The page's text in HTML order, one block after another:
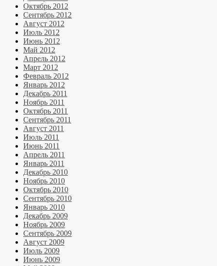
Октябрь 2012
Сентябрь 2012
Август 2012
Июль 2012
Июнь 2012
Май 2012
Апрель 2012
Март 2012
Февраль 2012
Январь 2012
Декабрь 2011
Ноябрь 2011
Октябрь 2011
Сентябрь 2011
Август 2011
Июль 2011
Июнь 2011
Апрель 2011
Январь 2011
Декабрь 2010
Ноябрь 2010
Октябрь 2010
Сентябрь 2010
Январь 2010
Декабрь 2009
Ноябрь 2009
Сентябрь 2009
Август 2009
Июль 2009
Июнь 2009